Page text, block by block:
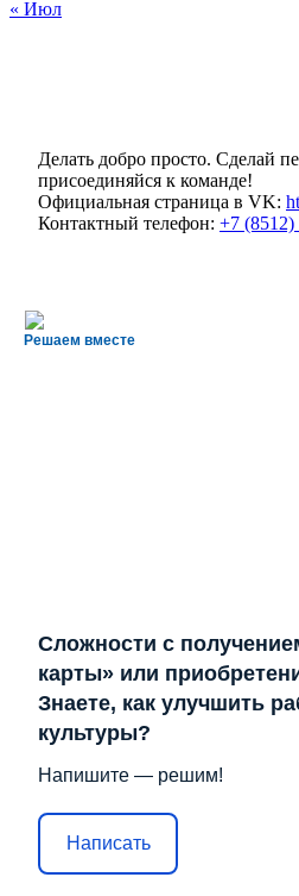
« Июл
Делать добро просто. Сделай
присоединяйся к команде!
Официальная страница в VK:
Контактный телефон: +7 (8512)
Решаем вместе
Сложности с
карты» или
Знаете, как улучшить
культуры?
Напишите — решим!
Написать